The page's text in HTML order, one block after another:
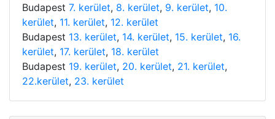
Budapest 7. kerület, 8. kerület, 9. kerület, 10.
kerület, 11. kerület, 12. kerület
Budapest 13. kerület, 14. kerület, 15. kerület, 16.
kerület, 17. kerület, 18. kerület
Budapest 19. kerület, 20. kerület, 21. kerület,
22.kerület, 23. kerület